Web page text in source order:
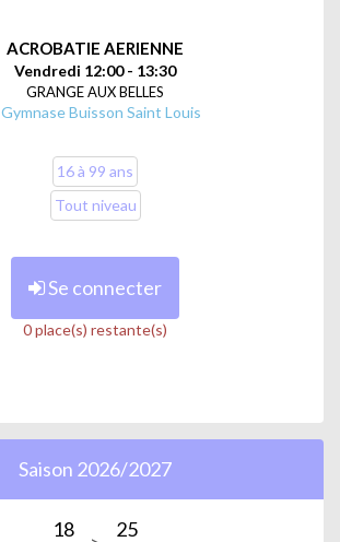
ACROBATIE AERIENNE
Vendredi 12:00 - 13:30
GRANGE AUX BELLES
Gymnase Buisson Saint Louis
16 à 99 ans
Tout niveau
Se connecter
0 place(s) restante(s)
Saison 2026/2027
18
25